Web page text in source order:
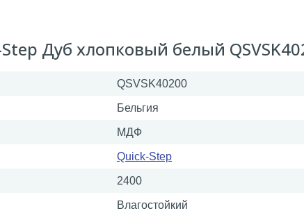
Дуб хлопковый белый
QSVSK40200
Бельгия
МДФ
Quick-Step
2400
Влагостойкий